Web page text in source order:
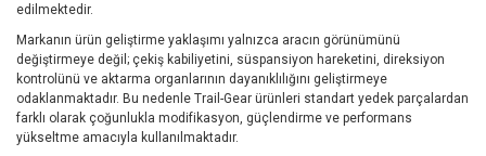
edilmektedir.
Markanın ürün geliştirme yaklaşımı yalnızca aracın görünümünü
değiştirmeye değil; çekiş kabiliyetini, süspansiyon hareketini, direksiyon
kontrolünü ve aktarma organlarının dayanıklılığını geliştirmeye
odaklanmaktadır. Bu nedenle Trail-Gear ürünleri standart yedek parçalardan
farklı olarak çoğunlukla modifikasyon, güçlendirme ve performans
yükseltme amacıyla kullanılmaktadır.